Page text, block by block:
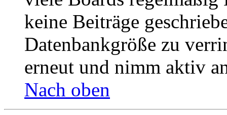
keine Beiträge
Datenbankgröße zu
erneut und nimm aktiv
Nach oben